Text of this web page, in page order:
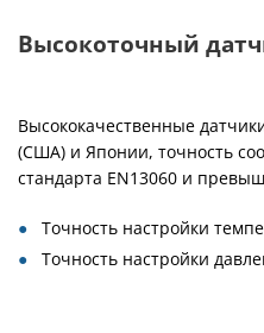
Высокоточный
Высококачественные
(США) и Японии, точность
стандарта EN13060 и
Точность настройки
Точность настройки